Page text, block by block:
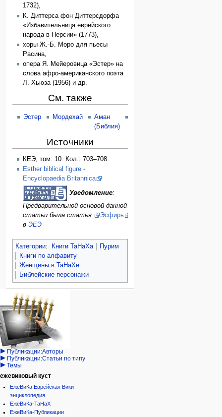
1732),
К. Диттерса фон Диттерсдорфа
«Избавительница еврейского
народа в Персии» (1773),
хоры Ж.-Б. Моро для пьесы
Расина,
опера Я. Мейеровица «Эстер» на
слова афро-американского поэта
Л. Хьюза (1956) и др.
См. также
Эстер Мордехай
Аман
(Библия)
Источники
КЕЭ, том: 10. Кол.: 703–708.
Esther biblical figure -
Encyclopaedia Britannica
Уведомление:
Предварительной основой данной
статьи была статья
Эсфирь
в ЭЕЭ
Категории: Книги ТаНаХа
Пурим
Книги по алфавиту
Женщины в ТаНаХе
Библейские персонажи
Навигация
персональные инструменты
войти
запрос
учётной
записи
категории
Израиль:Страна и
государство
Иудаизм
Народ
Проекты
Проекты/Участники/
дополнения
Публикации:Авторы
Публикации:Статьи по типу
Темы
ежевиковый куст
ЕжеВиКа,Еврейская Вики-
энциклопедия
ЕжеВиКа-ТаНаХ
ЕжеВиКа-Публикации